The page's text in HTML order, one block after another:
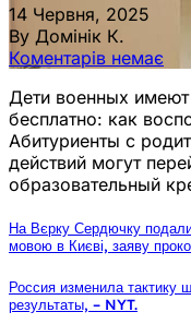
14 Червня, 2025
By Домінік К.
Коментарів немає
Дети военных имеют
бесплатно: как
Абитуриенты с
действий могут
образовательный
На Вєрку Сердючку подали
мовою в Києві, заяву
Россия изменила тактику
результаты, – NYT.